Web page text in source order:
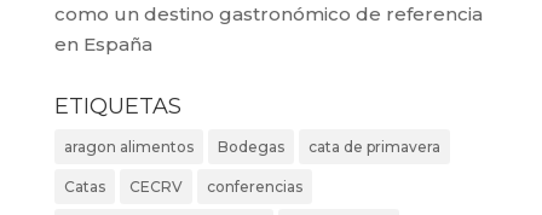
como un destino gastronómico de referencia
en España
ETIQUETAS
aragon alimentos Bodegas cata de primavera
Catas CECRV conferencias